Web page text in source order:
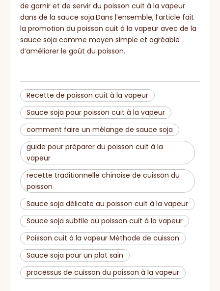
de garnir et de servir du poisson cuit à la vapeur
dans de la sauce soja.Dans l’ensemble, l’article fait
la promotion du poisson cuit à la vapeur avec de la
sauce soja comme moyen simple et agréable
d’améliorer le goût du poisson.
Recette de poisson cuit à la vapeur
Sauce soja pour poisson cuit à la vapeur
comment faire un mélange de sauce soja
guide pour préparer du poisson cuit à la
vapeur
recette traditionnelle chinoise de cuisson du
poisson
Sauce soja délicate au poisson cuit à la vapeur
Sauce soja subtile au poisson cuit à la vapeur
Poisson cuit à la vapeur Méthode de cuisson
Sauce soja pour un plat sain
processus de cuisson du poisson à la vapeur